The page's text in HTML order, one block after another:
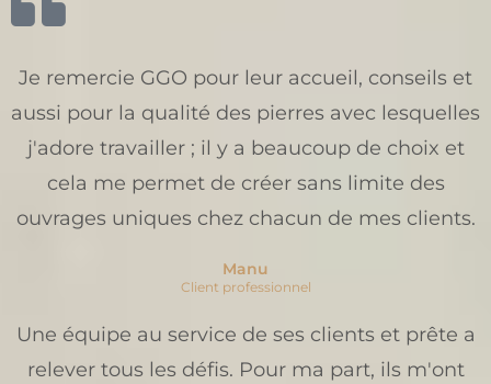
m
Je remercie GGO pour leur accueil, conseils et
aussi pour la qualité des pierres avec lesquelles
j'adore travailler ; il y a beaucoup de choix et
cela me permet de créer sans limite des
ouvrages uniques chez chacun de mes clients.
Manu
Client professionnel
Une équipe au service de ses clients et prête a
relever tous les défis. Pour ma part, ils m'ont